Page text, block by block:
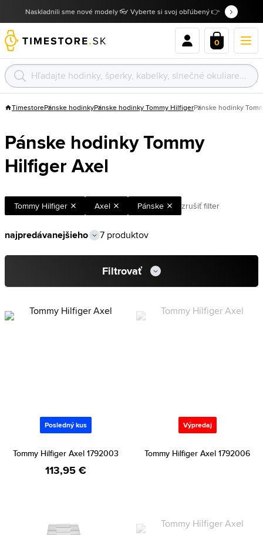
Naskladnili sme nové modely 👓 Vyberte si svoj obľúbený 👉
0
TimestorePánske hodinkyPánske hodinky Tommy HilfigerPánske hodinky
Pánske hodinky Tommy
Hilfiger Axel
Tommy Hilfiger Axel Pánske zrušiť filter
7 produktov
Filtrovať
Posledný kus
Tommy Hilfiger Axel 1792003
113,95 €
Výpredaj
Tommy Hilfiger Axel 1792006